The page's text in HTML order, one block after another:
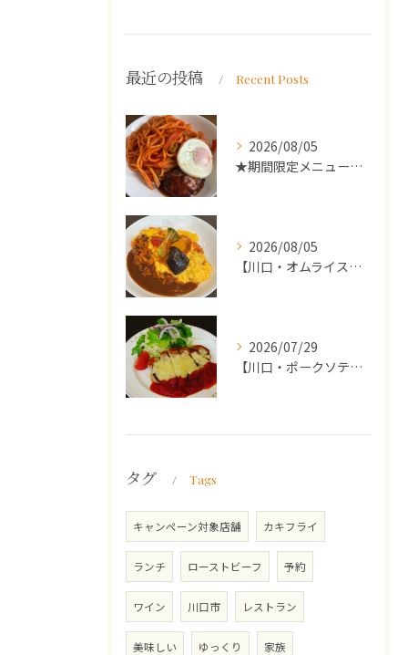
最近の投稿 Recent Posts
2026/08/05
★期間限定メニューのご案内★
2026/08/05
【川口・オムライス】ランチ・ディナーにおススメの週替わりメニ...
2026/07/29
【川口・ポークソテー】ランチ・ディナーにおススメの週替わりメ...
タグ Tags
キャンペーン対象店舗 カキフライ
ランチ ローストビーフ 予約
ワイン 川口市 レストラン
美味しい ゆっくり 家族